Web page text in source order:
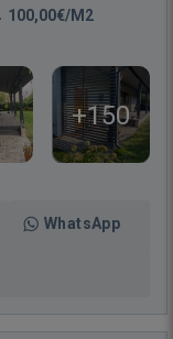
100,00€/M2
+150
WhatsApp